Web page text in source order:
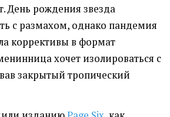
День рождения звезда
с размахом, однако пандемия
коррективы в формат
хочет изолироваться с
закрытый тропический